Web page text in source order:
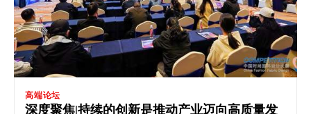
高端论坛
深度聚焦|持续的创新是推动产业迈向高质量发